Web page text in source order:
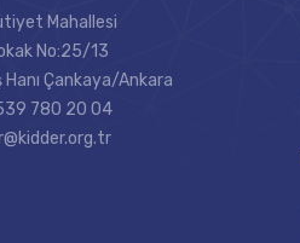
Mahallesi
No:25/13
Hanı Çankaya/Ankara
780 20 04